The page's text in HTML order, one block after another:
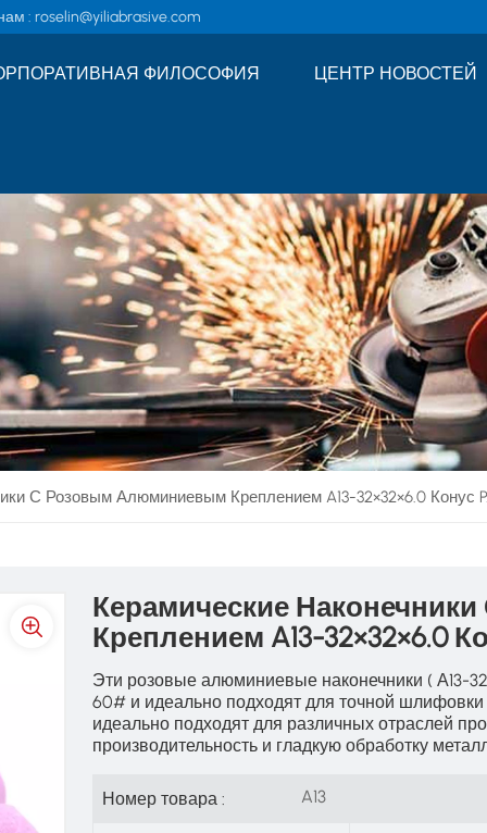
: roselin@yiliabrasive.com
ФИЛОСОФИЯ ЦЕНТР НОВОСТЕЙ
С Розовым Алюминиевым Креплением A13-32×32×6.0 Конус
Керамические
Креплением A13-32×32×6.0
Эти розовые алюминиевые наконечники ( А13-
60# и идеально подходят для точной
идеально подходят для различных отраслей
производительность и гладкую обработку
Номер товара : A13